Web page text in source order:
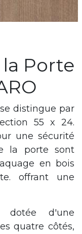
Porte
se distingue par
55 x 24.
une sécurité
la porte sont
en bois
offrant une
dotée d'une
quatre côtés,